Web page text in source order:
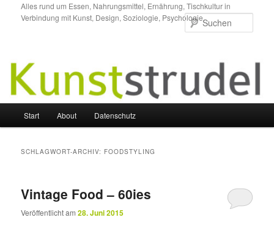
primären
sekundären
Alles rund um Essen, Nahrungsmittel, Ernährung, Tischkultur in
Verbindung mit Kunst, Design, Soziologie, Psychologie.
Start About Datenschutz
SCHLAGWORT-ARCHIV: FOODSTYLING
Vintage Food – 60ies
Veröffentlicht am28. Juni 2015